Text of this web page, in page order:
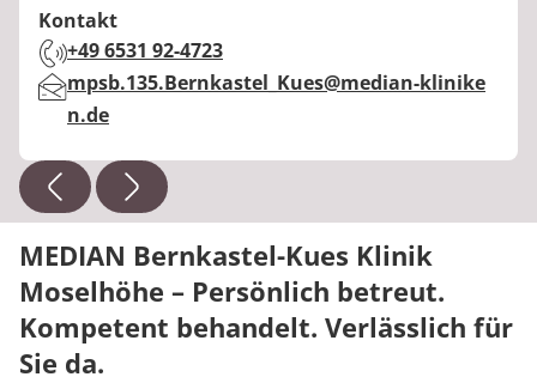
Kontakt
Telefon:
+49 6531 92-4723
E-Mail:mpsb.135.Bernkastel_Kues@median-klinike
n.de
MEDIAN Bernkastel-Kues Klinik
Moselhöhe – Persönlich betreut.
Kompetent behandelt. Verlässlich für
Sie da.